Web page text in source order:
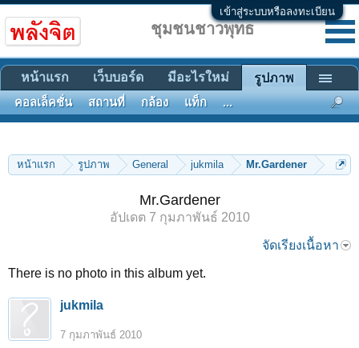
เข้าสู่ระบบหรือลงทะเบียน
หน้าแรก รูปภาพ General jukmila Mr.Gardener
Mr.Gardener
อัปเดต 7 กุมภาพันธ์ 2010
จัดเรียงเนื้อหา
There is no photo in this album yet.
jukmila
7 กุมภาพันธ์ 2010
ชุมชนชาวพุทธ
หน้าแรก เว็บบอร์ด มีอะไรใหม่ รูปภาพ
คอลเล็คชั่น สถานที่ กล้อง แท็ก ...